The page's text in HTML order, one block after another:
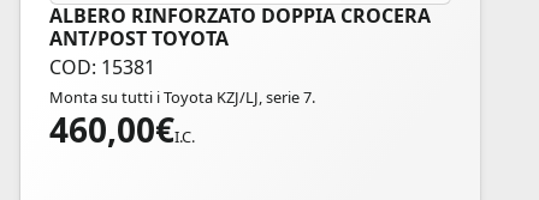
ALBERO RINFORZATO DOPPIA CROCERA
ANT/POST TOYOTA
COD: 15381
Monta su tutti i Toyota KZJ/LJ, serie 7.
460,00€I.C.